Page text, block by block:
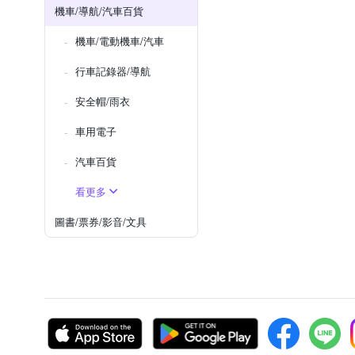
機車/導航/汽車百貨
機車/電動機車/汽車
行車記錄器/導航
安全帽/雨衣
車用電子
汽車百貨
看更多
圖書/票券/影音/文具